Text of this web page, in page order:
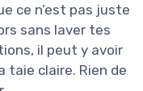
ce n’est pas juste
sans laver tes
il peut y avoir
claire. Rien de